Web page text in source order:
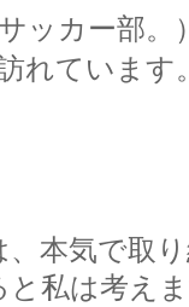
ッカー部。）
れています
本気で取
私は考えま